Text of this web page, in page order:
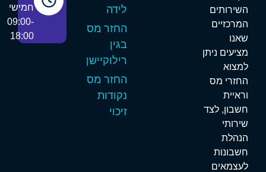
ניתן
מס
לצד
החזר מס
רילוקיישן
החזר מס
נקודות
חמישי
09:00-
18:00